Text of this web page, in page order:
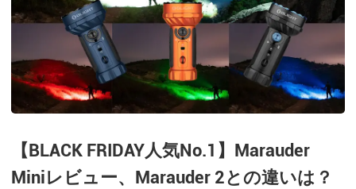
【BLACK FRIDAY人気No.1】Marauder
Miniレビュー、Marauder 2との違いは？